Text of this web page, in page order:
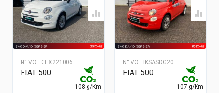
N° VO : GEX221006
FIAT 500
108 g/Km
N° VO : IKSASDG20
FIAT 500
107 g/Km